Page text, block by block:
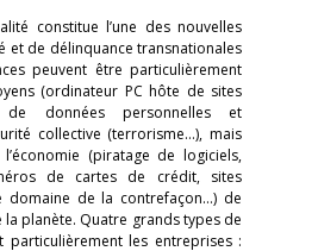
constitue l’une des nouvelles
et de délinquance transnationales
peuvent être particulièrement
(ordinateur PC hôte de sites
de données personnelles et
collective (terrorisme…), mais
(piratage de logiciels,
de cartes de crédit, sites
domaine de la contrefaçon…) de
planète. Quatre grands types de
particulièrement les entreprises :